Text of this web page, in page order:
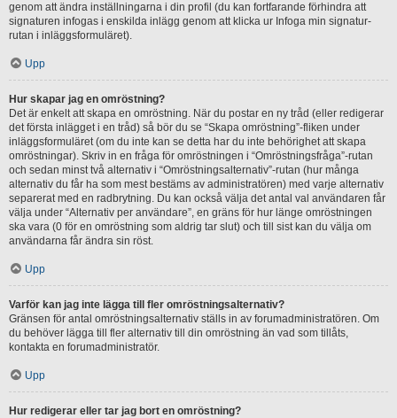
genom att ändra inställningarna i din profil (du kan fortfarande förhindra att
signaturen infogas i enskilda inlägg genom att klicka ur Infoga min signatur-
rutan i inläggsformuläret).
Upp
Hur skapar jag en omröstning?
Det är enkelt att skapa en omröstning. När du postar en ny tråd (eller redigerar
det första inlägget i en tråd) så bör du se “Skapa omröstning”-fliken under
inläggsformuläret (om du inte kan se detta har du inte behörighet att skapa
omröstningar). Skriv in en fråga för omröstningen i “Omröstningsfråga”-rutan
och sedan minst två alternativ i “Omröstningsalternativ”-rutan (hur många
alternativ du får ha som mest bestäms av administratören) med varje alternativ
separerat med en radbrytning. Du kan också välja det antal val användaren får
välja under “Alternativ per användare”, en gräns för hur länge omröstningen
ska vara (0 för en omröstning som aldrig tar slut) och till sist kan du välja om
användarna får ändra sin röst.
Upp
Varför kan jag inte lägga till fler omröstningsalternativ?
Gränsen för antal omröstningsalternativ ställs in av forumadministratören. Om
du behöver lägga till fler alternativ till din omröstning än vad som tillåts,
kontakta en forumadministratör.
Upp
Hur redigerar eller tar jag bort en omröstning?